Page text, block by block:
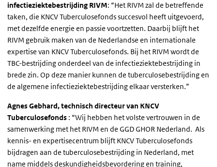
infectieziektebestrijding RIVM: “Het RIVM zal de betreffende
taken, die KNCV Tuberculosefonds succesvol heeft uitgevoerd,
met dezelfde energie en passie voortzetten. Daarbij blijft het
RIVM gebruik maken van de Nederlandse en internationale
expertise van KNCV Tuberculosefonds. Bij het RIVM wordt de
TBC-bestrijding onderdeel van de infectieziektebestrijding in
brede zin. Op deze manier kunnen de tuberculosebestrijding en
de algemene infectieziektebestrijding elkaar versterken.”
Agnes Gebhard, technisch directeur van KNCV
Tuberculosefonds : “Wij hebben het volste vertrouwen in de
samenwerking met het RIVM en de GGD GHOR Nederland. Als
kennis- en expertisecentrum blijft KNCV Tuberculosefonds
bijdragen aan de tuberculosebestrijding in Nederland, met
name middels deskundigheidsbevordering en training,